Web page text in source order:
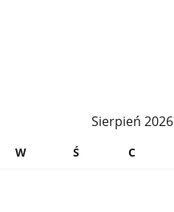
Sierpień 2026
W Ś C